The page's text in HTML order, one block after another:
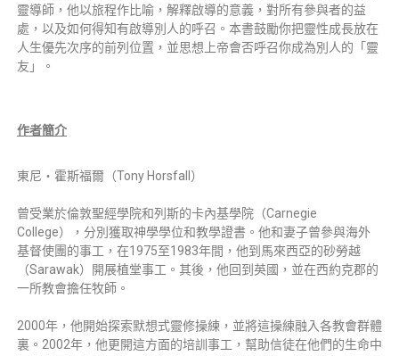
靈導師，他以旅程作比喻，解釋啟導的意義，對所有參與者的益
處，以及如何得知有啟導別人的呼召。本書鼓勵你把靈性成長放在
人生優先次序的前列位置，並思想上帝會否呼召你成為別人的「靈
友」。
作者簡介
東尼‧霍斯福爾（Tony Horsfall）
曾受業於倫敦聖經學院和列斯的卡內基學院（Carnegie
College），分別獲取神學學位和教學證書。他和妻子曾參與海外
基督使團的事工，在1975至1983年間，他到馬來西亞的砂勞越
（Sarawak）開展植堂事工。其後，他回到英國，並在西約克郡的
一所教會擔任牧師。
2000年，他開始探索默想式靈修操練，並將這操練融入各教會群體
裏。2002年，他更開這方面的培訓事工，幫助信徒在他們的生命中